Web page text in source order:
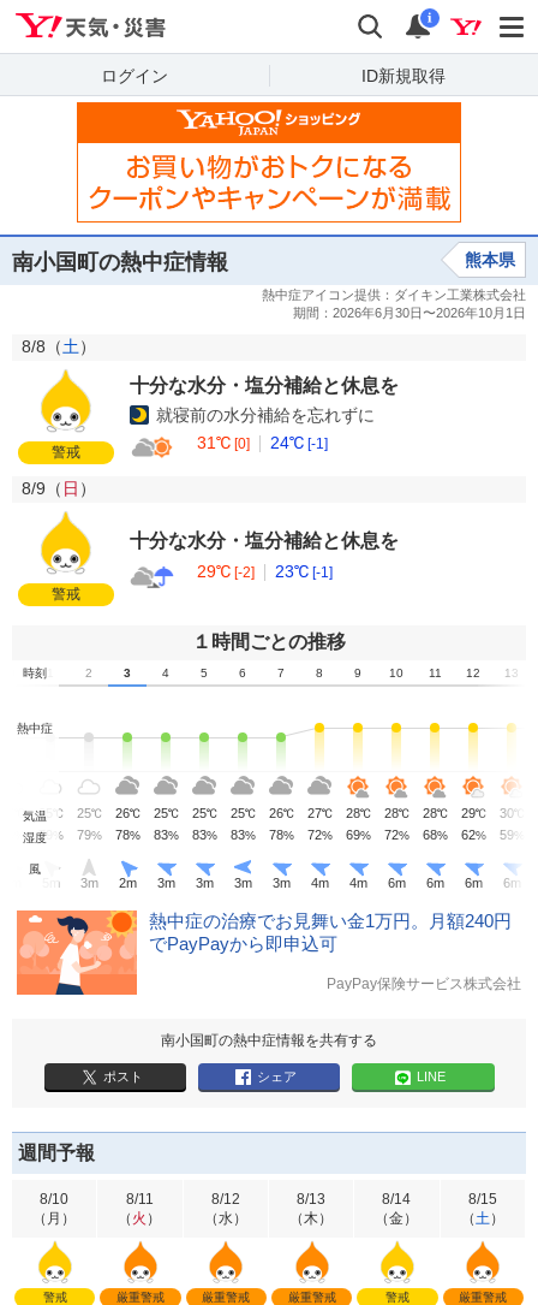
検索 通知
i
ログイン ID新規取得
南小国町の熱中症情報 熊本県
8/8（土）
警戒
十分な水分・塩分補給と休息を
就寝前の水分補給を忘れずに
31℃ [0] 24℃ [-1]
8/9（ 日 ）
警戒
十分な水分・塩分補給と休息を
29℃ [-2] 23℃ [-1]
１時間ごとの推移
時刻 2 3 4 5 6 7 8 9 10 11 12 13
熱中症
気温
℃ 25 ℃ 25℃ 26℃ 25℃ 25℃ 25℃ 26℃ 27℃ 28℃ 28℃ 28℃ 29℃ 30℃
湿度
% 79 % 79% 78% 83% 83% 83% 78% 72% 69% 72% 68% 62% 59%
風
m 3m 2m 3m 3m 3m 3m 4m 4m 6m 6m 6m 6m
熱中症の治療でお見舞い金1万円。月額240円
でPayPayから即申込可
PayPay保険サービス株式会社
南小国町の熱中症情報を共有する
ポスト シェア LINE
週間予報
8/10
（ 月 ）
警戒
8/11
（ 火 ）
厳重警戒
8/12
（水）
厳重警戒
8/13
（木）
厳重警戒
8/14
（金）
警戒
8/15
（土）
厳重警戒